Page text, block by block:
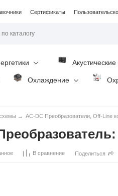
Сертификаты
Охлаждение
→ AC-DC Преобразователи, Off-Line
В сравнение Поделиться